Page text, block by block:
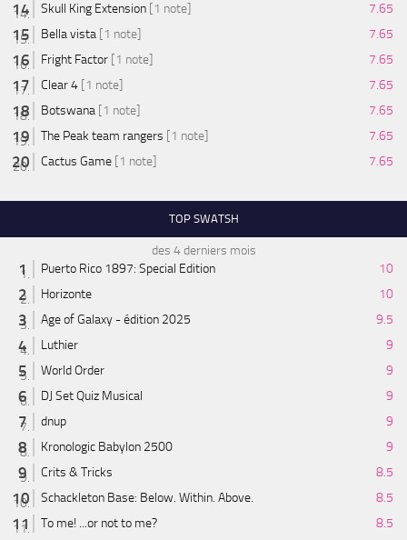
Skull King Extension [1 note]
7.65
Bella vista [1 note]
7.65
Fright Factor [1 note]
7.65
Clear 4 [1 note]
7.65
Botswana [1 note]
7.65
The Peak team rangers [1 note]
7.65
Cactus Game [1 note] 7.65
TOP SWATSH
des 4 derniers mois
Puerto Rico 1897: Special Edition
10
Horizonte
10
Age of Galaxy - édition 2025
9.5
Luthier
9
World Order
9
DJ Set Quiz Musical
9
dnup
9
Kronologic Babylon 2500
9
Crits & Tricks
8.5
Schackleton Base: Below. Within. Above.
8.5
To me! ...or not to me?
8.5